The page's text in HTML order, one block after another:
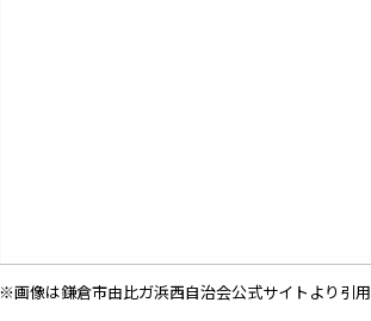
※画像は鎌倉市由比ガ浜西自治会公式サイトより引用